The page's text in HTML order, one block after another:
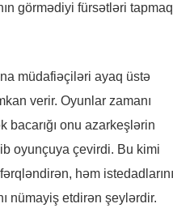
görmədiyi fürsətləri
müdafiəçiləri ayaq üstə
verir. Oyunlar zamanı
bacarığı onu azarkeşlərin
oyunçuya çevirdi. Bu kimi
həm
nümayiş etdirən şeylərdir.